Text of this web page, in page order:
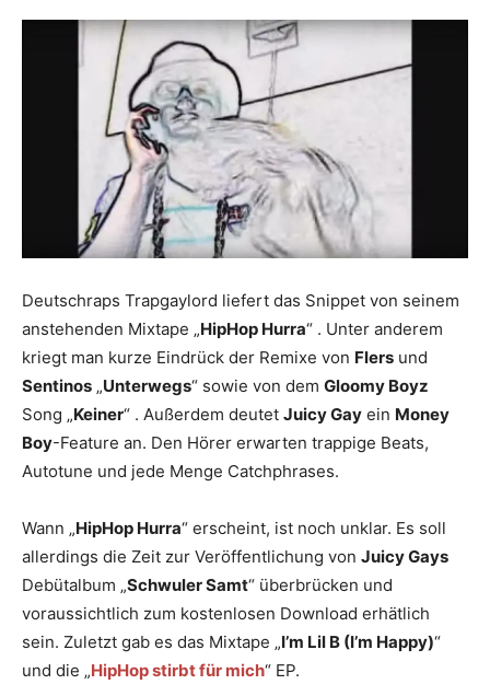
Deutschraps Trapgaylord liefert das Snippet von seinem
anstehenden Mixtape „HipHop Hurra“ . Unter anderem
kriegt man kurze Eindrück der Remixe von Flers und
Sentinos „Unterwegs“ sowie von dem Gloomy Boyz
Song „Keiner“ . Außerdem deutet Juicy Gay ein Money
Boy-Feature an. Den Hörer erwarten trappige Beats,
Autotune und jede Menge Catchphrases.
Wann „HipHop Hurra“ erscheint, ist noch unklar. Es soll
allerdings die Zeit zur Veröffentlichung von Juicy Gays
Debütalbum „Schwuler Samt“ überbrücken und
voraussichtlich zum kostenlosen Download erhätlich
sein. Zuletzt gab es das Mixtape „I’m Lil B (I’m Happy)“
und die „HipHop stirbt für mich“ EP.